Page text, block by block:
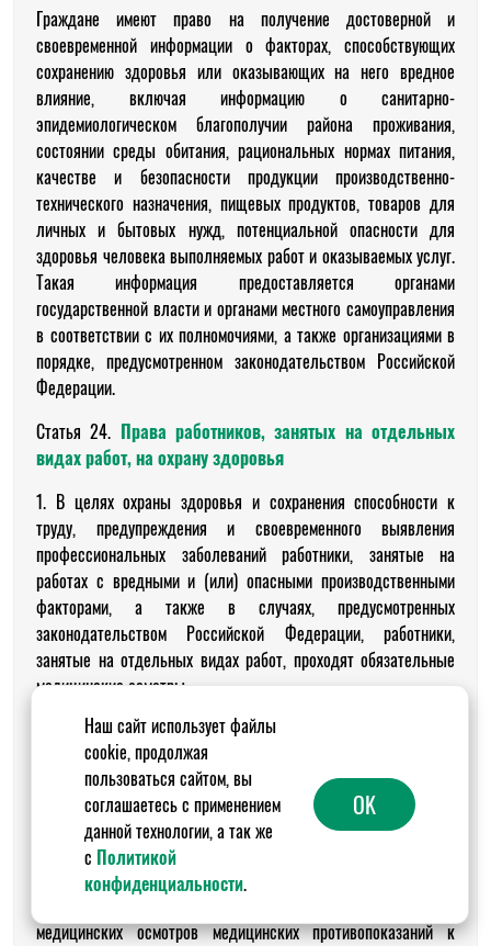
Граждане имеют право на получение достоверной и
своевременной информации о факторах, способствующих
сохранению здоровья или оказывающих на него вредное
влияние, включая информацию о санитарно-
эпидемиологическом благополучии района проживания,
состоянии среды обитания, рациональных нормах питания,
качестве и безопасности продукции производственно-
технического назначения, пищевых продуктов, товаров для
личных и бытовых нужд, потенциальной опасности для
здоровья человека выполняемых работ и оказываемых услуг.
Такая информация предоставляется органами
государственной власти и органами местного самоуправления
в соответствии с их полномочиями, а также организациями в
порядке, предусмотренном законодательством Российской
Федерации.
Статья 24. Права работников, занятых на отдельных
видах работ, на охрану здоровья
1. В целях охраны здоровья и сохранения способности к
труду, предупреждения и своевременного выявления
профессиональных заболеваний работники, занятые на
работах с вредными и (или) опасными производственными
факторами, а также в случаях, предусмотренных
законодательством Российской Федерации, работники,
занятые на отдельных видах работ, проходят обязательные
медицинские осмотры.
2. Перечень вредных и (или) опасных производственных
факторов и работ, при выполнении которых проводятся
обязательные предварительные медицинские осмотры при
поступлении на работу и периодические медицинские
осмотры, утверждается уполномоченным федеральным
органом исполнительной власти.
медицинских осмотров медицинских противопоказаний к
Наш сайт использует файлы
cookie, продолжая
пользоваться сайтом, вы
соглашаетесь с применением
данной технологии, а так же
с Политикой
конфиденциальности.
OK